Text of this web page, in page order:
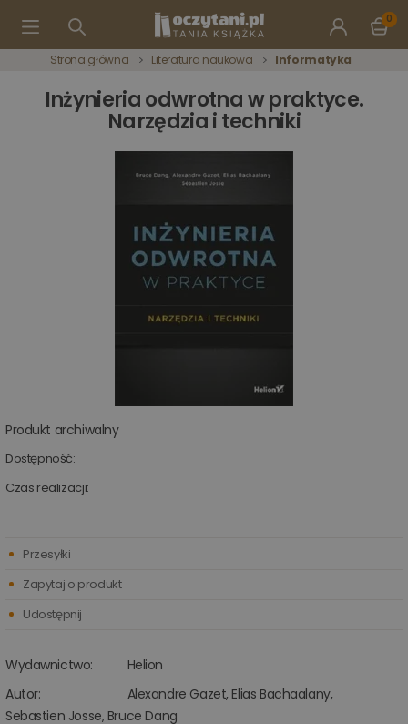
0
Strona główna Literatura naukowa Informatyka
Inżynieria odwrotna w praktyce.
Narzędzia i techniki
Produkt archiwalny
Dostępność:
Czas realizacji:
Wydawnictwo:
Helion
Autor:
Alexandre Gazet, Elias Bachaalany,
Sebastien Josse, Bruce Dang
Przesyłki
Zapytaj o produkt
Udostępnij